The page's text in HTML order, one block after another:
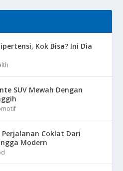
Kok Bisa? Ini Dia
SUV Mewah Dengan
Perjalanan Coklat Dari
Modern